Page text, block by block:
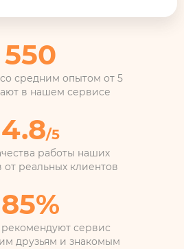
550
средним опытом от 5
в нашем сервисе
4.8/5
работы наших
от реальных клиентов
85%
рекомендуют сервис
друзьям и знакомым